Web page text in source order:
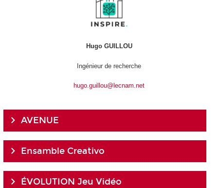
Hugo GUILLOU
Ingénieur de recherche
hugo.guillou@lecnam.net
AVENUE
Ensamble Creativo
ÉVOLUTION Jeu Vidéo